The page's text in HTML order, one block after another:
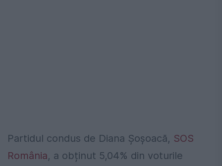
Partidul condus de Diana Șoșoacă, SOS
România, a obținut 5,04% din voturile